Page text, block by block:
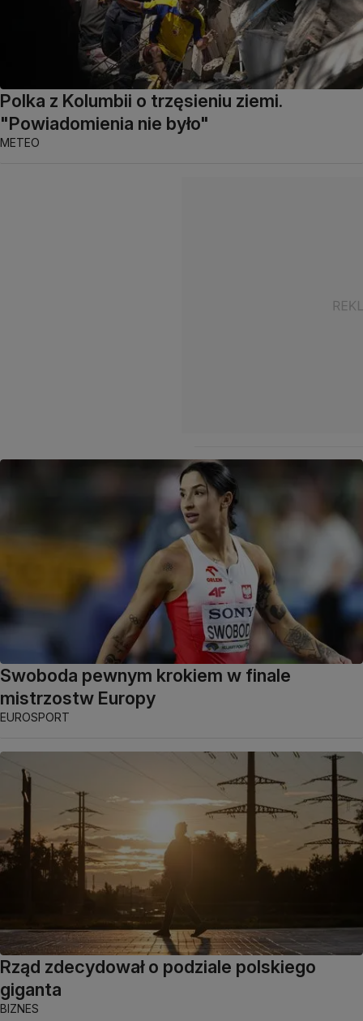
Polka z Kolumbii o trzęsieniu ziemi.
"Powiadomienia nie było"
METEO
Swoboda pewnym krokiem w finale
mistrzostw Europy
EUROSPORT
Rząd zdecydował o podziale polskiego
giganta
BIZNES